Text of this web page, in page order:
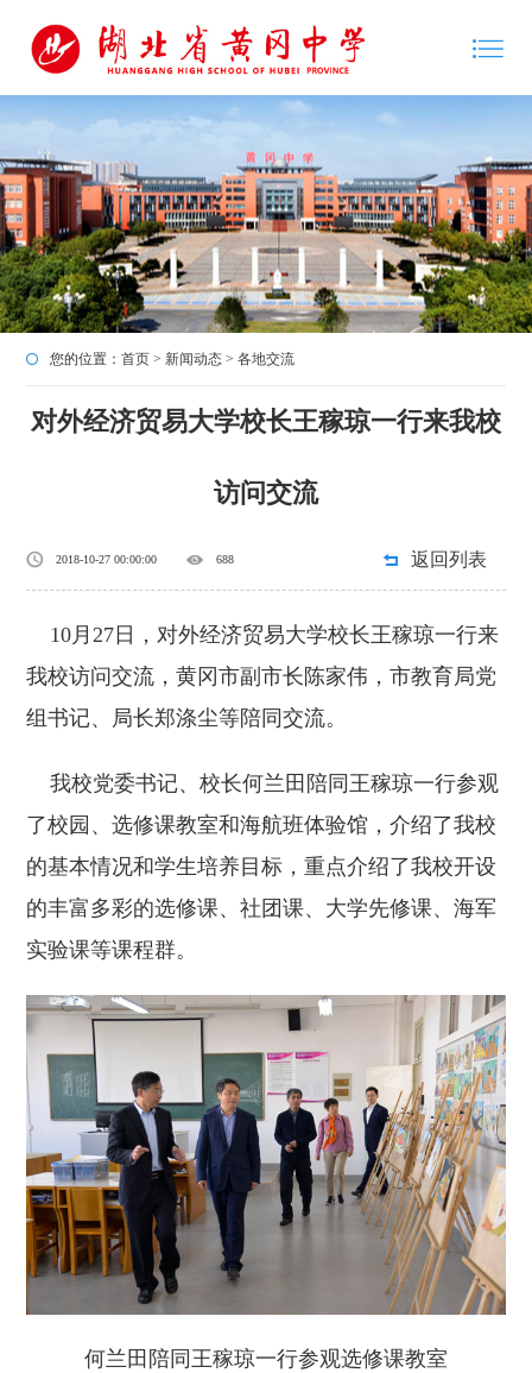
您的位置：首页 > 新闻动态 >各地交流
对外经济贸易大学校长王稼琼一行来我校
访问交流
2018-10-27 00:00:00 688 返回列表
10月27日，对外经济贸易大学校长王稼琼一行来
我校访问交流，黄冈市副市长陈家伟，市教育局党
组书记、局长郑涤尘等陪同交流。
我校党委书记、校长何兰田陪同王稼琼一行参观
了校园、选修课教室和海航班体验馆，介绍了我校
的基本情况和学生培养目标，重点介绍了我校开设
的丰富多彩的选修课、社团课、大学先修课、海军
实验课等课程群。
何兰田陪同王稼琼一行参观选修课教室